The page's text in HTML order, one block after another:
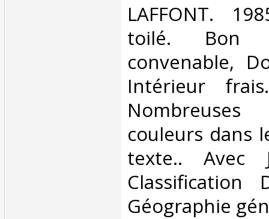
‎LAFFONT.
toilé. Bon
convenable,
Intérieur
couleurs dans
texte.. Avec
Classification
Géographie